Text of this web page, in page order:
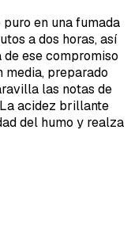
en una fumada
a dos horas, así
ese compromiso
preparado
las notas de
acidez brillante
del humo y realza